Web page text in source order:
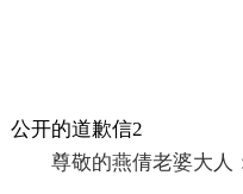
公开的道歉信2
尊敬的燕倩老婆大人